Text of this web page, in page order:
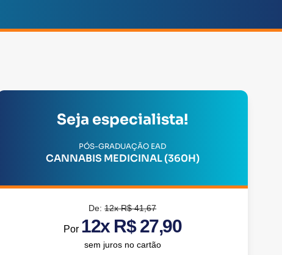
Seja especialista!
PÓS-GRADUAÇÃO EAD
CANNABIS MEDICINAL (360H)
De:12x R$ 41,67
Por 12x R$ 27,90
sem juros no cartão